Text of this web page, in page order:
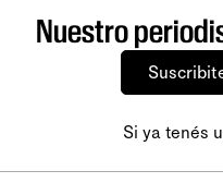
Nuestro
Si ya tenés